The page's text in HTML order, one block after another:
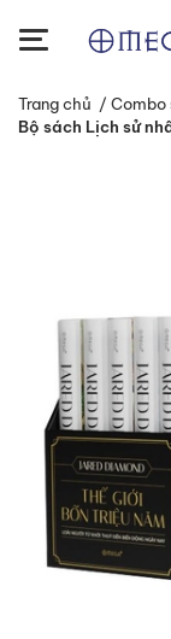
Trang chủ / Combo
Bộ sách Lịch sử